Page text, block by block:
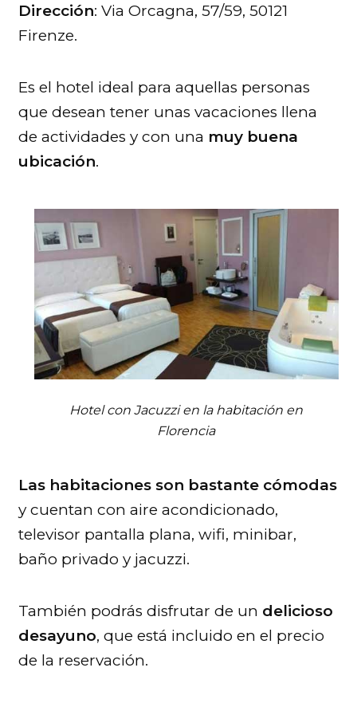
Dirección: Via Orcagna, 57/59, 50121
Firenze.
Es el hotel ideal para aquellas personas
que desean tener unas vacaciones llena
de actividades y con una muy buena
ubicación.
Hotel con Jacuzzi en la habitación en
Florencia
Las habitaciones son bastante cómodas
y cuentan con aire acondicionado,
televisor pantalla plana, wifi, minibar,
baño privado y jacuzzi.
También podrás disfrutar de un delicioso
desayuno, que está incluido en el precio
de la reservación.